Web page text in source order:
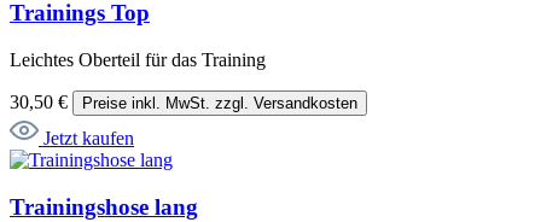
Trainings Top
Leichtes Oberteil für das Training
30,50 € Preise inkl. MwSt. zzgl. Versandkosten
Jetzt kaufen
Trainingshose lang